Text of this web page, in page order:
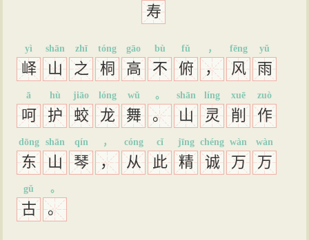
寿
峄
yì
山
shān
之
zhī
桐
tóng
高
gāo
不
bù
俯
fǔ
，
，
风
fēng
雨
yǔ
呵
ā
护
hù
蛟
jiāo
龙
lóng
舞
wǔ
。
。
山
shān
灵
líng
削
xuē
作
zuò
东
dōng
山
shān
琴
qín
，
，
从
cóng
此
cǐ
精
jīng
诚
chéng
万
wàn
万
wàn
古
gǔ
。
。